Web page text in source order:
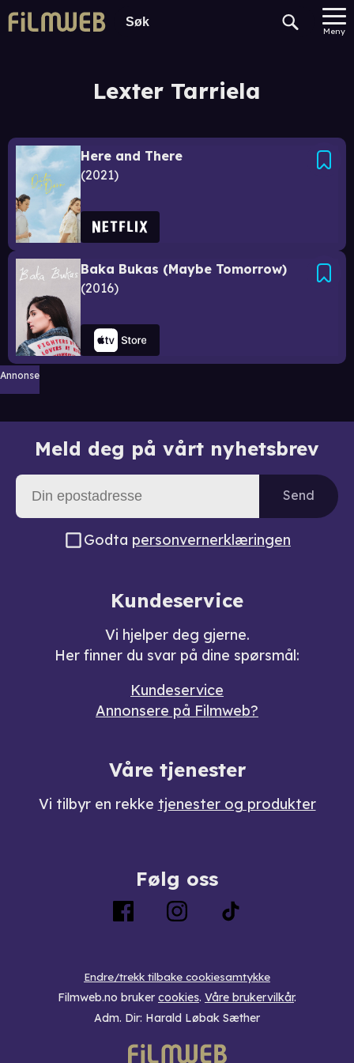
Meny
Lexter Tarriela
Here and There
2021
Baka Bukas (Maybe Tomorrow)
2016
Annonse
Meld deg på vårt nyhetsbrev
Send
Godta personvernerklæringen
Kundeservice
Vi hjelper deg gjerne.
Her finner du svar på dine spørsmål:
Kundeservice
Annonsere på Filmweb?
Våre tjenester
Vi tilbyr en rekke tjenester og produkter
Følg oss
Endre/trekk tilbake cookiesamtykke
Filmweb.no bruker cookies. Våre brukervilkår.
Adm. Dir: Harald Løbak Sæther